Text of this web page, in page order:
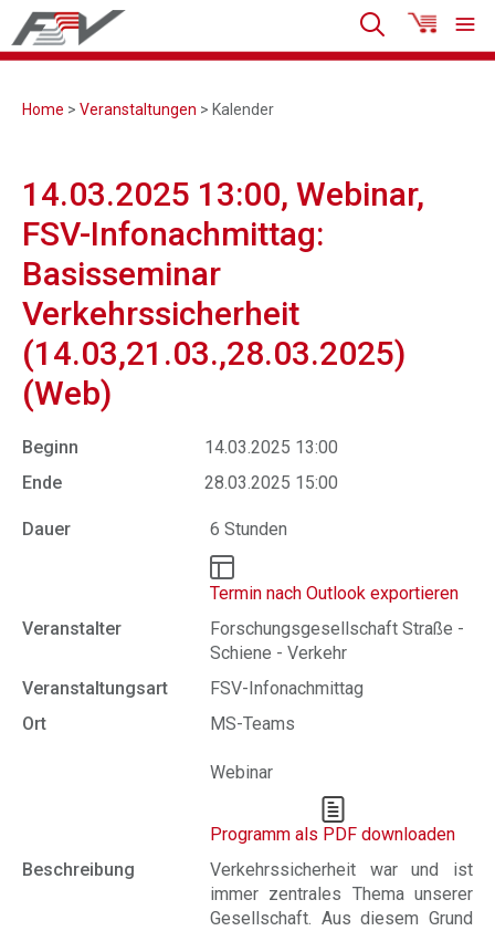
Home > Veranstaltungen > Kalender
14.03.2025 13:00, Webinar,
FSV-Infonachmittag:
Basisseminar
Verkehrssicherheit
(14.03,21.03.,28.03.2025)
(Web)
Beginn
14.03.2025 13:00
Ende
28.03.2025 15:00
Dauer 6 Stunden
Termin nach Outlook exportieren
Veranstalter
Forschungsgesellschaft Straße -
Schiene - Verkehr
Veranstaltungsart
FSV-Infonachmittag
Ort
MS-Teams
Webinar
Programm als PDF downloaden
Beschreibung
Verkehrssicherheit war und ist
immer zentrales Thema unserer
Gesellschaft. Aus diesem Grund